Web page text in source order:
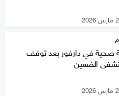
صحية في دارفور بعد توقف
الضعين